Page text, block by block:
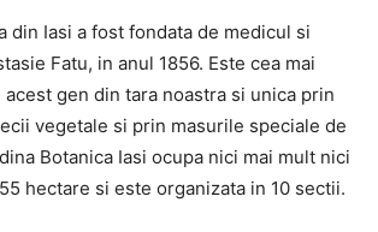
din Iasi a fost fondata de medicul si
Fatu, in anul 1856. Este cea mai
acest gen din tara noastra si unica prin
vegetale si prin masurile speciale de
Botanica Iasi ocupa nici mai mult nici
hectare si este organizata in 10 sectii.